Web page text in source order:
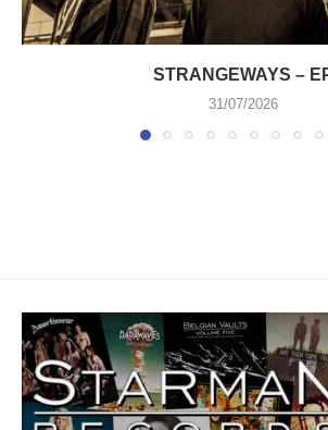
STRANGEWAYS –
31/07/2026